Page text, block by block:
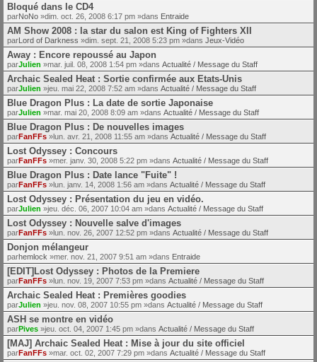
Bloqué dans le CD4
parNoNo »dim. oct. 26, 2008 6:17 pm »dans Entraide
AM Show 2008 : la star du salon est King of Fighters XII
parLord of Darkness »dim. sept. 21, 2008 5:23 pm »dans Jeux-Vidéo
Away : Encore repoussé au Japon
parJulien »mar. juil. 08, 2008 1:54 pm »dans Actualité / Message du Staff
Archaic Sealed Heat : Sortie confirmée aux Etats-Unis
parJulien »jeu. mai 22, 2008 7:52 am »dans Actualité / Message du Staff
Blue Dragon Plus : La date de sortie Japonaise
parJulien »mar. mai 20, 2008 8:09 am »dans Actualité / Message du Staff
Blue Dragon Plus : De nouvelles images
parFanFFs »lun. avr. 21, 2008 11:55 am »dans Actualité / Message du Staff
Lost Odyssey : Concours
parFanFFs »mer. janv. 30, 2008 5:22 pm »dans Actualité / Message du Staff
Blue Dragon Plus : Date lance "Fuite" !
parFanFFs »lun. janv. 14, 2008 1:56 am »dans Actualité / Message du Staff
Lost Odyssey : Présentation du jeu en vidéo.
parJulien »jeu. déc. 06, 2007 10:04 am »dans Actualité / Message du Staff
Lost Odyssey : Nouvelle salve d'images
parFanFFs »lun. nov. 26, 2007 12:52 pm »dans Actualité / Message du Staff
Donjon mélangeur
parhemlock »mer. nov. 21, 2007 9:51 am »dans Entraide
[EDIT]Lost Odyssey : Photos de la Premiere
parFanFFs »lun. nov. 19, 2007 7:53 pm »dans Actualité / Message du Staff
Archaic Sealed Heat : Premières goodies
parJulien »jeu. nov. 08, 2007 10:55 pm »dans Actualité / Message du Staff
ASH se montre en vidéo
parPives »jeu. oct. 04, 2007 1:45 pm »dans Actualité / Message du Staff
[MAJ] Archaic Sealed Heat : Mise à jour du site officiel
parFanFFs »mar. oct. 02, 2007 7:29 pm »dans Actualité / Message du Staff